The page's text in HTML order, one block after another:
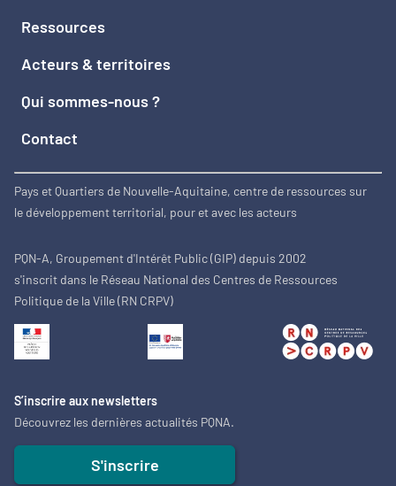
Ressources
Acteurs & territoires
Qui sommes-nous ?
Contact
Pays et Quartiers de Nouvelle-Aquitaine, centre de ressources sur
le développement territorial, pour et avec les acteurs
PQN-A, Groupement d'Intérêt Public (GIP) depuis 2002
s'inscrit dans le Réseau National des Centres de Ressources
Politique de la Ville (RN CRPV)
S’inscrire aux newsletters
Découvrez les dernières actualités PQNA.
S'inscrire